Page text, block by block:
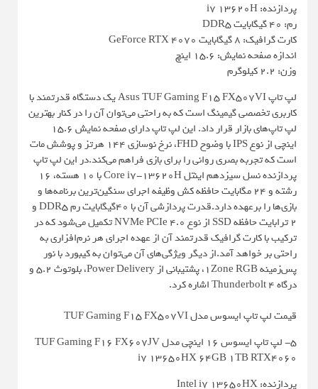
پردازنده: i7 13620H
رم: 40 گیگابایت DDR5
کارت گرافیک: 8 گیگابایت GeForce RTX 4070
اندازه صفحه نمایش: 15.6 اینچ
وزن: 2.2 کیلوگرم
لپ‌ تاپ Asus TUF Gaming F15 FX507VI یک دستگاه قدرتمند با
کاربری تخصصی گیمینگ است که به راحتی می‌توان آن را در کنار بهترین
لپ تاپ‌های بازار قرار داد. این لپ‌ تاپ دارای صفحه نمایش 15.6
اینچی از نوع IPS با وضوح FHD، نرخ نوسازی 144 هرتز و پوشش مات
است که تجربه بصری روانی را برای بازی فراهم می‌کند.در این لپ تاپ
پردازنده نسل سیزدهم اینتل Core i7-13620H با 10 هسته، 16
رشته و 24 مگابایت حافظه کش وظیفه اجرای سنگین‌ترین برنامه‌ها و
بازی‌ها را برعهده دارد.قدرت پردازشی آن با 40گیگابایت رم DDR5 و
2 ترابایت حافظه SSD از نوع NVMe PCIe 4.0 تکمیل می‌شود که در
ترکیب با کارت گرافیک قدرتمند آن از عهده اجرای هر نرم‌افزاری به
راحتی بر خواهد آمد.از دیگر ویژگی‌های آن می‌توان به کیبورد با نور
پس‌زمینه 1Zone RGB، پشتیبانی از Power Delivery، بلوتوث 5.2 و
درگاه Thunderbolt 4 اشاره کرد.
قیمت لپ تاپ ایسوس مدل TUF Gaming F15 FX507VI
5- لپ تاپ ایسوس 16 اینچی مدل TUF Gaming F16 FX607JV
i7 13650HX 64GB 1TB RTX4060
پردازنده: Intel i7 13650HX